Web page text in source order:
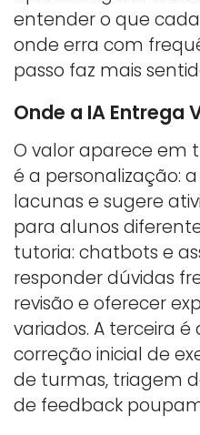
entender o que
onde erra com
passo faz mais
Onde a IA Entrega
O valor aparece em
é a personalização:
lacunas e sugere
para alunos
tutoria: chatbots e
responder dúvidas
revisão e oferecer
variados. A terceira
correção inicial de
de turmas, triagem
de feedback